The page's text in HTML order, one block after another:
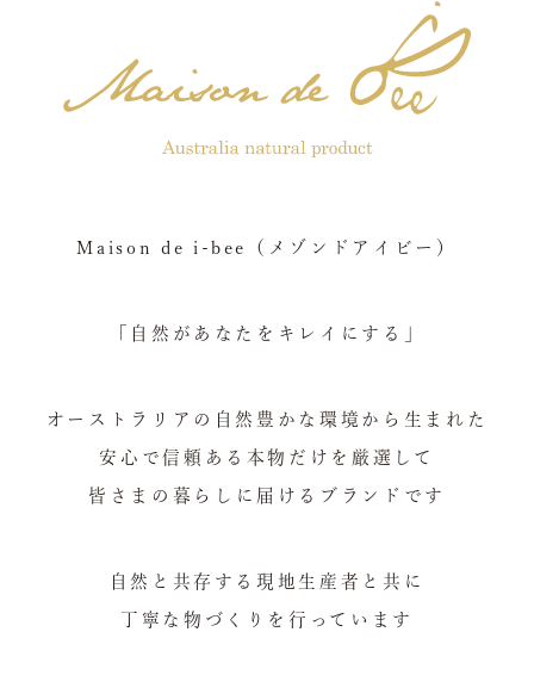
Maison de i-bee（メゾンドアイビー）
「自然があなたをキレイにする」
オーストラリアの自然豊かな環境から生まれた
安心で信頼ある本物だけを厳選して
皆さまの暮らしに届けるブランドです
自然と共存する現地生産者と共に
丁寧な物づくりを行っています